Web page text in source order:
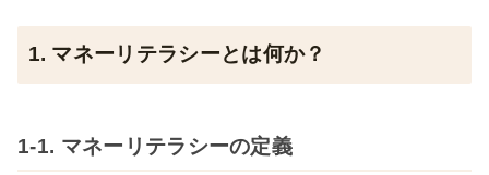
1. マネーリテラシーとは何か？
1-1. マネーリテラシーの定義